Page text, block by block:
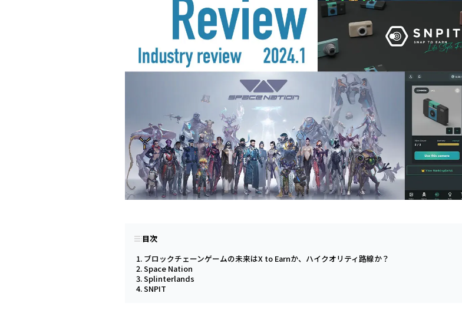
目次
ブロックチェーンゲームの未来はX to Earnか、ハイクオリティ路線か？
Space Nation
Splinterlands
SNPIT